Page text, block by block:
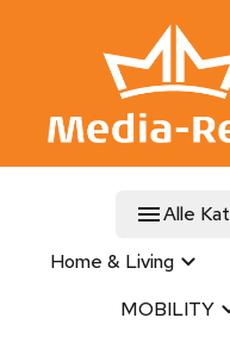
Alle
Home & Living
MOBILITY